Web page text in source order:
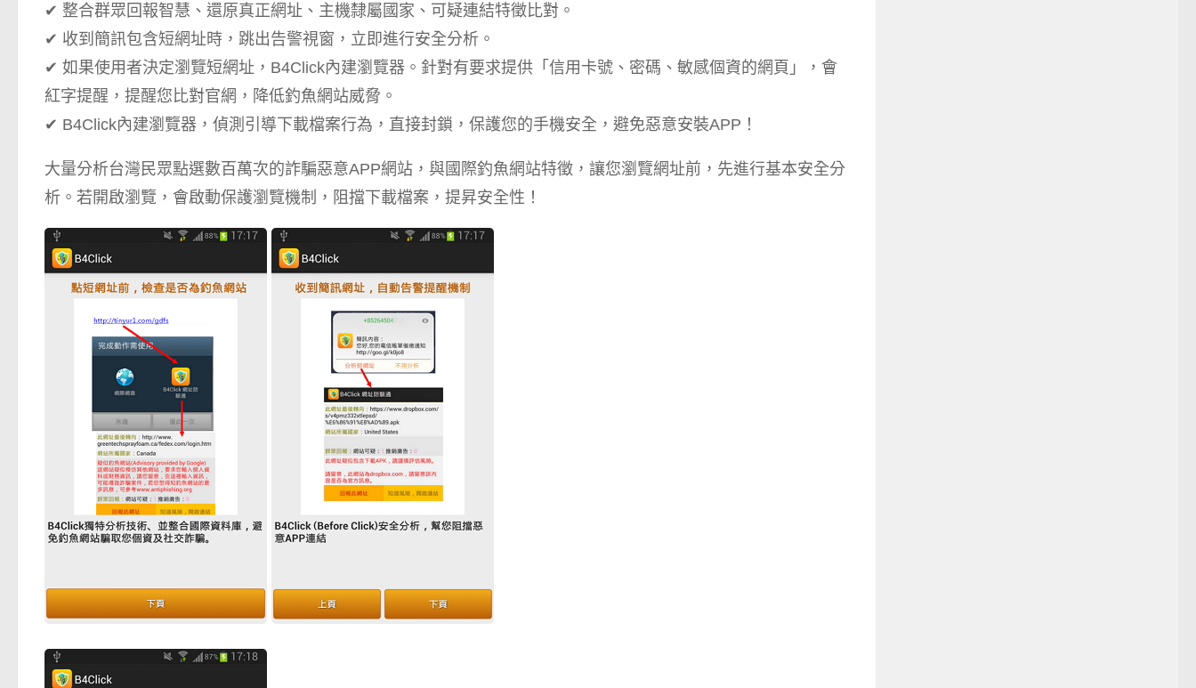
✔ 整合群眾回報智慧、還原真正網址、主機隸屬國家、可疑連結特徵比對。
✔ 收到簡訊包含短網址時，跳出告警視窗，立即進行安全分析。
✔ 如果使用者決定瀏覽短網址，B4Click內建瀏覽器。針對有要求提供「信用卡號、密碼、敏感個資的網頁」，會
紅字提醒，提醒您比對官網，降低釣魚網站威脅。
✔ B4Click內建瀏覽器，偵測引導下載檔案行為，直接封鎖，保護您的手機安全，避免惡意安裝APP！
大量分析台灣民眾點選數百萬次的詐騙惡意APP網站，與國際釣魚網站特徵，讓您瀏覽網址前，先進行基本安全分
析。若開啟瀏覽，會啟動保護瀏覽機制，阻擋下載檔案，提昇安全性！